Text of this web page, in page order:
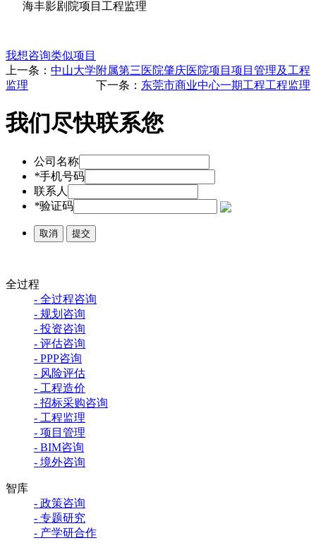
海丰影剧院项目工程监理
我想咨询类似项目
上一条： 中山大学附属第三医院肇庆医院项目项目管理及工程
监理
下一条： 东莞市商业中心一期工程工程监理
我们尽快联系您
公司名称
*手机号码
联系人
*验证码
取消 提交
全过程
- 全过程咨询
- 规划咨询
- 投资咨询
- 评估咨询
- PPP咨询
- 风险评估
- 工程造价
- 招标采购咨询
- 工程监理
- 项目管理
- BIM咨询
- 境外咨询
智库
- 政策咨询
- 专题研究
- 产学研合作